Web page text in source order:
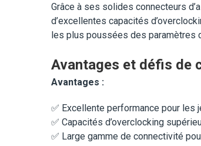
Grâce à ses solides connecteurs
d’excellentes capacités
les plus poussées des paramètres
Avantages et défis de
Avantages :
✅ Excellente performance pour les
✅ Capacités d’overclocking
✅ Large gamme de connectivité